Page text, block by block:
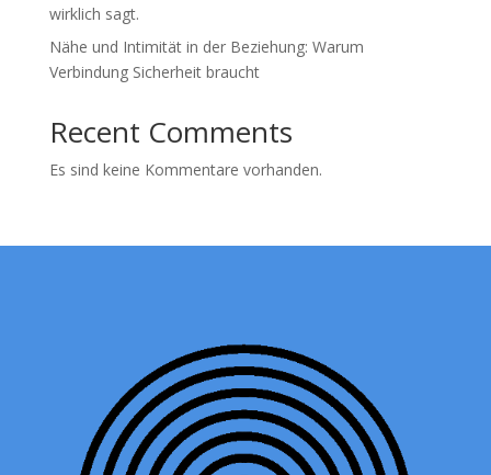
wirklich sagt.
Nähe und Intimität in der Beziehung: Warum
Verbindung Sicherheit braucht
Recent Comments
Es sind keine Kommentare vorhanden.